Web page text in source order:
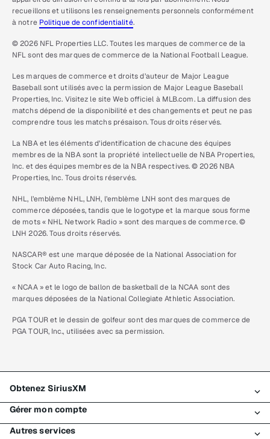
recueillons et utilisons les renseignements personnels conformément
à notre Politique de confidentialité.
© 2026 NFL Properties LLC. Toutes les marques de commerce de la
NFL sont des marques de commerce de la National Football League.
Les marques de commerce et droits d’auteur de Major League
Baseball sont utilisés avec la permission de Major League Baseball
Properties, Inc. Visitez le site Web officiel à MLB.com. La diffusion des
matchs dépend de la disponibilité et des changements et peut ne pas
comprendre tous les matchs présaison. Tous droits réservés.
La NBA et les éléments d’identification de chacune des équipes
membres de la NBA sont la propriété intellectuelle de NBA Properties,
Inc. et des équipes membres de la NBA respectives. © 2026 NBA
Properties, Inc. Tous droits réservés.
NHL, l’emblème NHL, LNH, l’emblème LNH sont des marques de
commerce déposées, tandis que le logotype et la marque sous forme
de mots « NHL Network Radio » sont des marques de commerce. ©
LNH 2026. Tous droits réservés.
NASCAR® est une marque déposée de la National Association for
Stock Car Auto Racing, Inc.
« NCAA » et le logo de ballon de basketball de la NCAA sont des
marques déposées de la National Collegiate Athletic Association.
PGA TOUR et le dessin de golfeur sont des marques de commerce de
PGA TOUR, Inc., utilisées avec sa permission.
Obtenez SiriusXM
Tous les forfaits
Mon essai SiriusXM
Gérer mon compte
Autres services